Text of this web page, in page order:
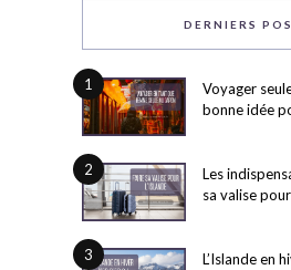
DERNIERS
1
Voyager
bonne idée
2
Les
sa valise
3
L’Islande en